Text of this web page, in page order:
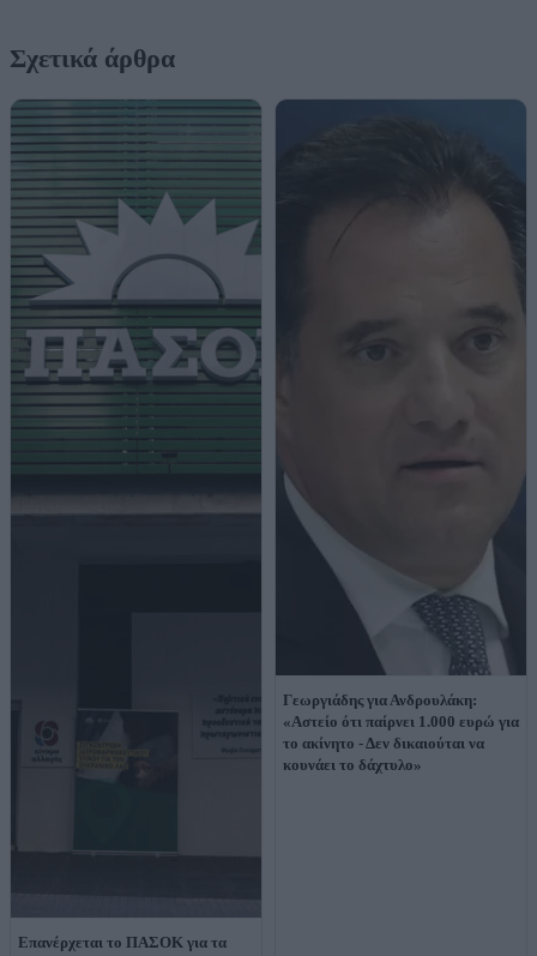
Σχετικά άρθρα
Επανέρχεται το ΠΑΣΟΚ για τα
Γεωργιάδης για Ανδρουλάκη:
«Αστείο ότι παίρνει 1.000 ευρώ για
το ακίνητο - Δεν δικαιούται να
κουνάει το δάχτυλο»